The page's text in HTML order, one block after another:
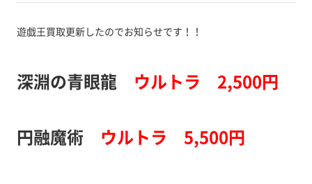
遊戯王買取更新したのでお知らせです！！
深淵の青眼龍 ウルトラ 2,500円
円融魔術 ウルトラ 5,500円